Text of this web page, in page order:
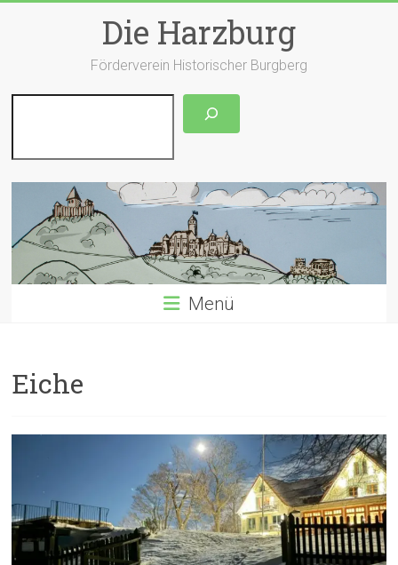
Die Harzburg
Förderverein Historischer Burgberg
Menü
Eiche